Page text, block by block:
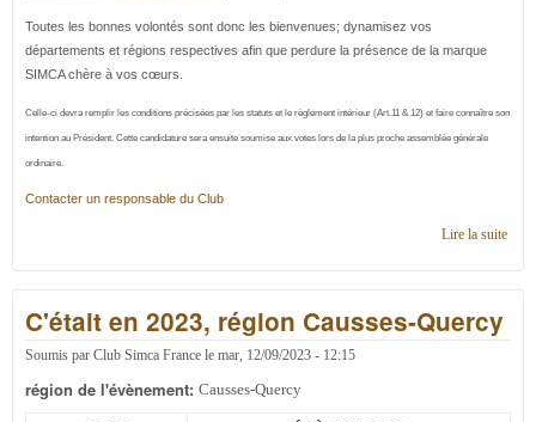
Toutes les bonnes volontés sont donc les bienvenues; dynamisez vos
départements et régions respectives afin que perdure la présence de la marque
SIMCA chère à vos cœurs.
Celle-ci devra remplir les conditions précisées par les statuts et le règlement intérieur (Art.11 & 12) et faire connaître son
intention au Président. Cette candidature sera ensuite soumise aux votes lors de la plus proche assemblée générale
ordinaire.
Contacter un responsable du Club
Lire la suitede
C'était en 2023, région Causses-Quercy
Soumis par Club Simca France le mar, 12/09/2023 - 12:15
région de l'évènement: Causses-Quercy